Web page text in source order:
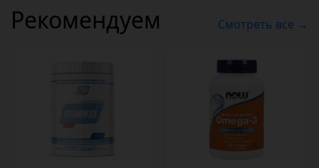
Рекомендуем Смотреть все →